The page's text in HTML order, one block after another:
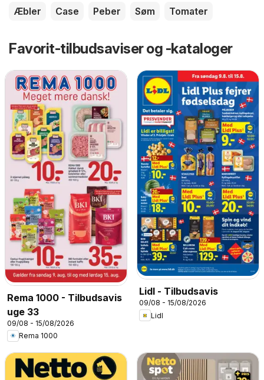
Æbler
Case Peber Søm Tomater
Favorit-tilbudsaviser og -kataloger
Rema 1000 - Tilbudsavis
uge 33
09/08 - 15/08/2026
Rema 1000
Lidl - Tilbudsavis
09/08 - 15/08/2026
Lidl